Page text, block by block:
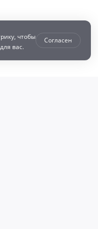
чтобы
вас.
Согласен